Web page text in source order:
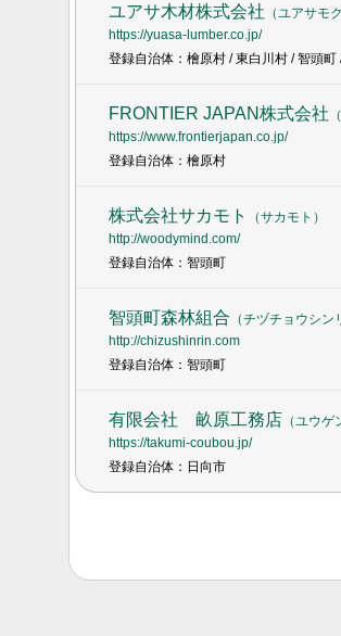
ユアサ木材株式会社 （ユアサモ
https://yuasa-lumber.co.jp/
登録自治体：檜原村 / 東白川村 / 智頭町
FRONTIER JAPAN株式会社 （
https://www.frontierjapan.co.jp/
登録自治体：檜原村
株式会社サカモト （サカモト ）
http://woodymind.com/
登録自治体：智頭町
智頭町森林組合 （チヅチョウシン
http://chizushinrin.com
登録自治体：智頭町
有限会社 畝原工務店 （ユウゲ
https://takumi-coubou.jp/
登録自治体：日向市